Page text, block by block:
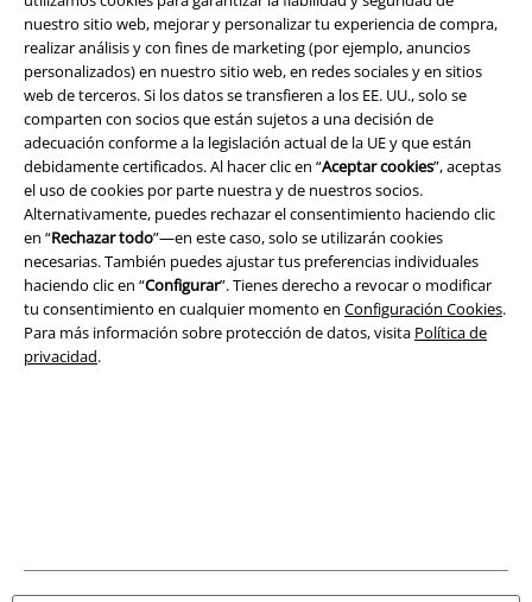
nuestro sitio web, mejorar y personalizar tu experiencia de compra,
realizar análisis y con fines de marketing (por ejemplo, anuncios
personalizados) en nuestro sitio web, en redes sociales y en sitios
web de terceros. Si los datos se transfieren a los EE. UU., solo se
comparten con socios que están sujetos a una decisión de
adecuación conforme a la legislación actual de la UE y que están
debidamente certificados. Al hacer clic en “Aceptar cookies”, aceptas
el uso de cookies por parte nuestra y de nuestros socios.
Alternativamente, puedes rechazar el consentimiento haciendo clic
en “Rechazar todo”—en este caso, solo se utilizarán cookies
necesarias. También puedes ajustar tus preferencias individuales
haciendo clic en “Configurar”. Tienes derecho a revocar o modificar
tu consentimiento en cualquier momento en Configuración Cookies.
Para más información sobre protección de datos, visita Política de
privacidad.
Seguridad
Ley protección de datos